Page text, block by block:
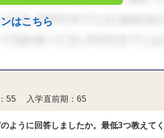
はこちら
：55 入学直前期：65
ように回答しましたか。最低3つ教えてく